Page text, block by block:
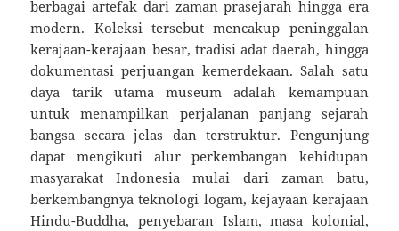
berbagai artefak dari zaman prasejarah hingga era
modern. Koleksi tersebut mencakup peninggalan
kerajaan-kerajaan besar, tradisi adat daerah, hingga
dokumentasi perjuangan kemerdekaan. Salah satu
daya tarik utama museum adalah kemampuan
untuk menampilkan perjalanan panjang sejarah
bangsa secara jelas dan terstruktur. Pengunjung
dapat mengikuti alur perkembangan kehidupan
masyarakat Indonesia mulai dari zaman batu,
berkembangnya teknologi logam, kejayaan kerajaan
Hindu-Buddha, penyebaran Islam, masa kolonial,